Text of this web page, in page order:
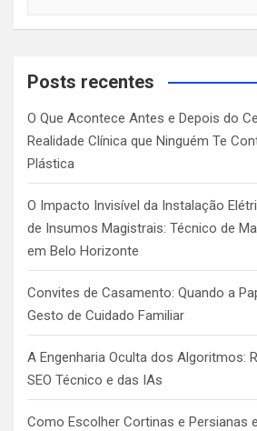
a
c
Posts recentes
O Que Acontece Antes e Depois do
Realidade Clínica que Ninguém Te
Plástica
O Impacto Invisível da Instalação
de Insumos Magistrais: Técnico de
em Belo Horizonte
Convites de Casamento: Quando a
Gesto de Cuidado Familiar
A Engenharia Oculta dos Algoritmos:
SEO Técnico e das IAs
Como Escolher Cortinas e Persianas